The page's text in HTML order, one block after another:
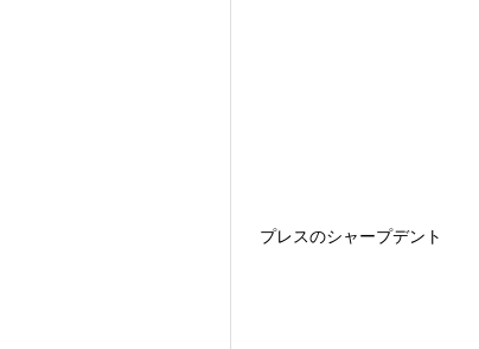
プレスのシャープデント